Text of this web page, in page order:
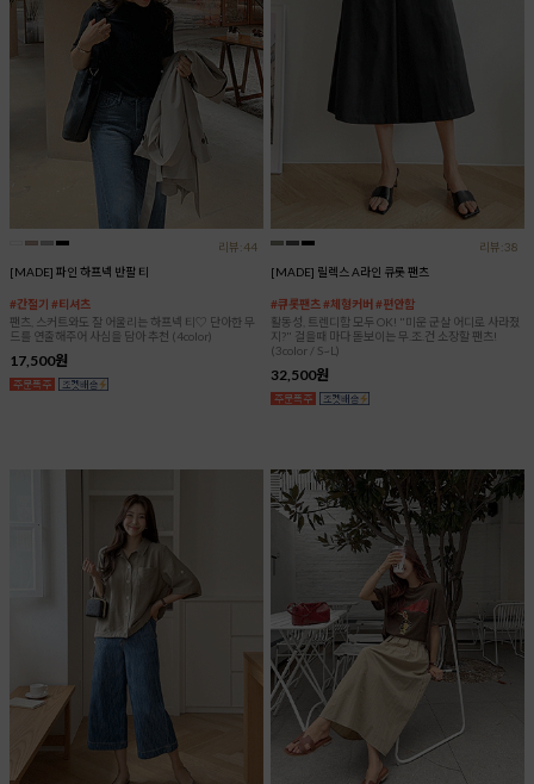
리뷰:44
[MADE] 파인 하프넥 반팔 티
#간절기 #티셔츠
팬츠, 스커트와도 잘 어울리는 하프넥 티♡ 단아한 무
드를 연출해주어 사심을 담아 추천 (4color)
17,500원
리뷰:38
[MADE] 릴렉스 A라인 큐롯 팬츠
#큐롯팬츠 #체형커버 #편안함
활동성, 트렌디함 모두 OK! "미운 군살 어디로 사라졌
지?" 걸을때 마다 돋보이는 무.조.건 소장할 팬츠!
(3color / S~L)
32,500원